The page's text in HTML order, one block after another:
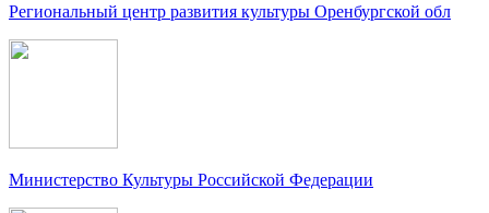
Региональный центр развития культуры Оренбургской обл
Министерство Культуры Российской Федерации